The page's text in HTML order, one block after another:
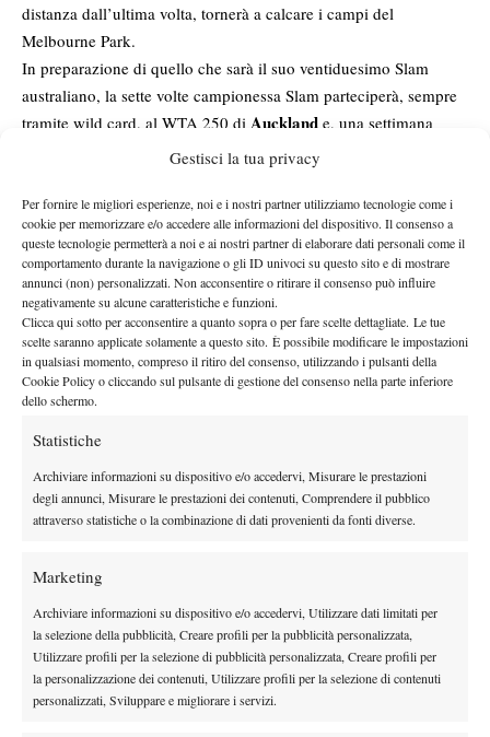
Gestisci la tua privacy
Per fornire le migliori esperienze, noi e i nostri partner utilizziamo tecnologie come i
cookie per memorizzare e/o accedere alle informazioni del dispositivo. Il consenso a
queste tecnologie permetterà a noi e ai nostri partner di elaborare dati personali come il
comportamento durante la navigazione o gli ID univoci su questo sito e di mostrare
annunci (non) personalizzati. Non acconsentire o ritirare il consenso può influire
negativamente su alcune caratteristiche e funzioni.
Clicca qui sotto per acconsentire a quanto sopra o per fare scelte dettagliate. Le tue
scelte saranno applicate solamente a questo sito. È possibile modificare le impostazioni
in qualsiasi momento, compreso il ritiro del consenso, utilizzando i pulsanti della
Cookie Policy o cliccando sul pulsante di gestione del consenso nella parte inferiore
dello schermo.
Statistiche
Archiviare informazioni su dispositivo e/o accedervi, Misurare le prestazioni
degli annunci, Misurare le prestazioni dei contenuti, Comprendere il pubblico
attraverso statistiche o la combinazione di dati provenienti da fonti diverse.
Marketing
Archiviare informazioni su dispositivo e/o accedervi, Utilizzare dati limitati per
la selezione della pubblicità, Creare profili per la pubblicità personalizzata,
Utilizzare profili per la selezione di pubblicità personalizzata, Creare profili per
la personalizzazione dei contenuti, Utilizzare profili per la selezione di contenuti
personalizzati, Sviluppare e migliorare i servizi.
distanza dall’ultima volta, tornerà a calcare i campi del
Melbourne Park.
In preparazione di quello che sarà il suo ventiduesimo Slam
australiano, la sette volte campionessa Slam parteciperà, sempre
tramite wild card, al WTA 250 di Auckland e, una settimana
prima del grande evento, prenderà parte al torneo di
giocatrice più longeva ad essere presente nel main draw del
torneo. Nel 2003 e nel 2017 le sue finali in singolare, mentre per
risalire al suo debutto a Melbourne bisogna tornare al 1998,
quando, dopo un grande percorso, si arrese alla connazionale
Lindsay Davenport ai quarti di finale.
News
Masters 1000 Cincinnati 2026: forfait di
Quinn, Sonego entra nel tabellone